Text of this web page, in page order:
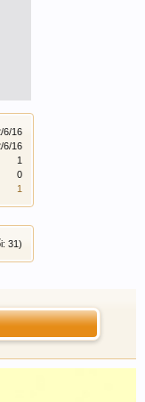
6/16
6/16
1
0
1
31)